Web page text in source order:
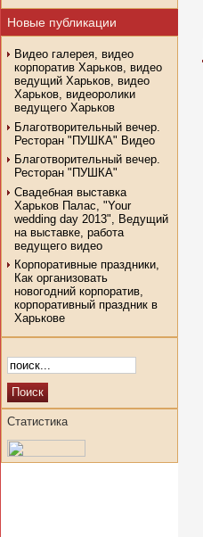
Новые публикации
Видео галерея, видео
корпоратив Харьков, видео
ведущий Харьков, видео
Харьков, видеоролики
ведущего Харьков
Благотворительный вечер.
Ресторан "ПУШКА" Видео
Благотворительный вечер.
Ресторан "ПУШКА"
Свадебная выставка
Харьков Палас, "Your
wedding day 2013", Ведущий
на выставке, работа
ведущего видео
Корпоративные праздники,
Как организовать
новогодний корпоратив,
корпоративный праздник в
Харькове
Статистика